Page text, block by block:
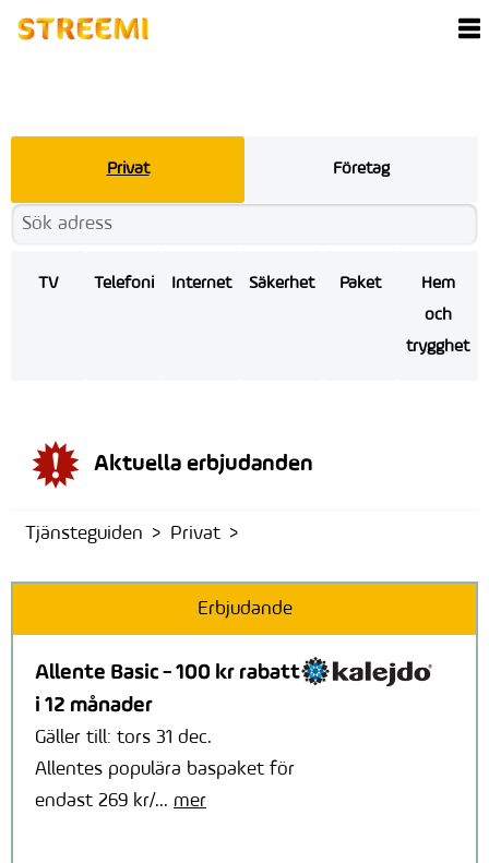
Privat Företag
TV Telefoni Internet Säkerhet Paket
Hem
och
trygghet
Aktuella erbjudanden
Tjänsteguiden Privat
Erbjudande
Allente Basic - 100 kr rabatt
i 12 månader
Gäller till: tors 31 dec.
Allentes populära baspaket för
endast 269 kr/... mer